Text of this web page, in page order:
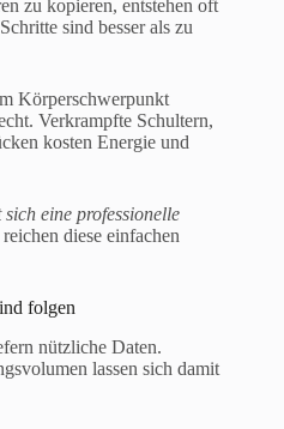
zu kopieren, entstehen oft
sind besser als zu
Körperschwerpunkt
Verkrampfte Schultern,
kosten Energie und
eine professionelle
diese einfachen
folgen
nützliche Daten.
lassen sich damit